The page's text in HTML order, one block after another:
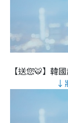
【送您🐯】韓
↓